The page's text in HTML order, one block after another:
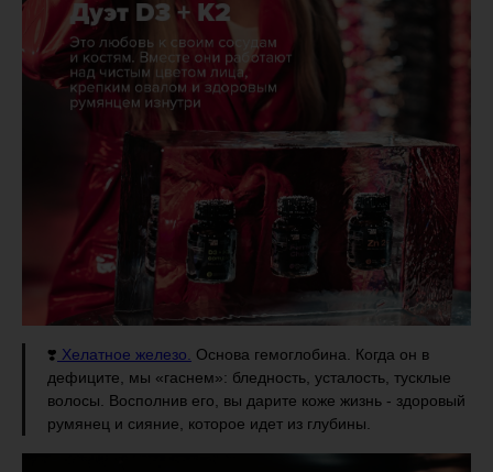
❣️ Хелатное железо.
Основа гемоглобина. Когда он в
дефиците, мы «гаснем»: бледность, усталость, тусклые
волосы. Восполнив его, вы дарите коже жизнь - здоровый
румянец и сияние, которое идет из глубины.